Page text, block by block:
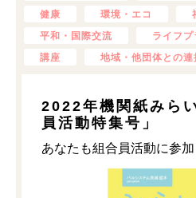
健康
環境・エコ
平和・国際交流
ライフプ
講座
地域・他団体との連
2022年機関紙みら
員活動特集号」
あなたも組合員活動に参